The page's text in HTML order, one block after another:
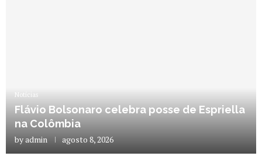
Notícias
Flávio Bolsonaro celebra posse de Espriella
na Colômbia
byadmin agosto 8, 2026